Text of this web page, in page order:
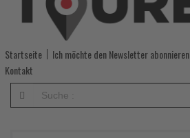
vollständig
von
Robotern
betriebenes
Startseite Ich möchte den Newsletter abonnieren
Kontakt